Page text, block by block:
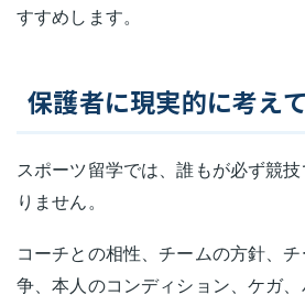
すすめします。
保護者に現実的に考え
スポーツ留学では、誰もが必ず競
りません。
コーチとの相性、チームの方針、
争、本人のコンディション、ケガ